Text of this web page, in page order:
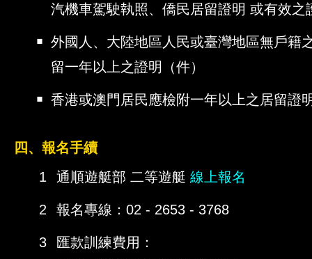
汽機車駕駛執照、僑民居留證明 或有效之
￭ 外國人、大陸地區人民或臺灣地區無戶籍
留一年以上之證明（件）
￭ 香港或澳門居民應檢附一年以上之居留證
四、報名手續
1 通順遊艇部 二等遊艇 線上報名
2 報名專線：02 - 2653 - 3768
3
匯款訓練費用：